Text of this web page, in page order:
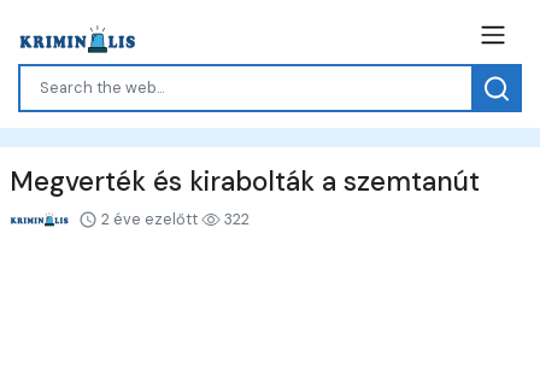
Megverték és kirabolták a szemtanút
2 éve ezelőtt 322